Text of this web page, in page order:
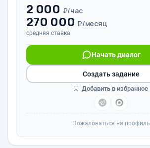
2 000 ₽/час
270 000 ₽/месяц
средняя ставка
Начать диалог
Создать задание
Добавить в избранное
Пожаловаться на профиль